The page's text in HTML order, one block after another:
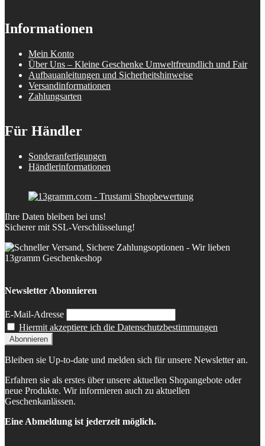
Informationen
Mein Konto
Über Uns – Kleine Geschenke Umweltfreundlich und Fair
Aufbauanleitungen und Sicherheitshinweise
Versandinformationen
Zahlungsarten
Für Händler
Sonderanfertigungen
Händlerinformationen
Ihre Daten bleiben bei uns!
Sicherer mit SSL-Verschlüsselung!
Newsletter Abonnieren
E-Mail-Adresse
Hiermit akzeptiere ich die Datenschutzbestimmungen
Bleiben sie Up-to-date und melden sich für unsere Newsletter an.
Erfahren sie als erstes über unsere aktuellen Shopangebote oder
neue Produkte. Wir informieren auch zu aktuellen
Geschenkanlässen.
Eine Abmeldung ist jederzeit möglich.